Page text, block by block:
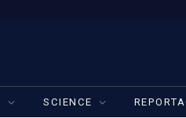
SCIENCE